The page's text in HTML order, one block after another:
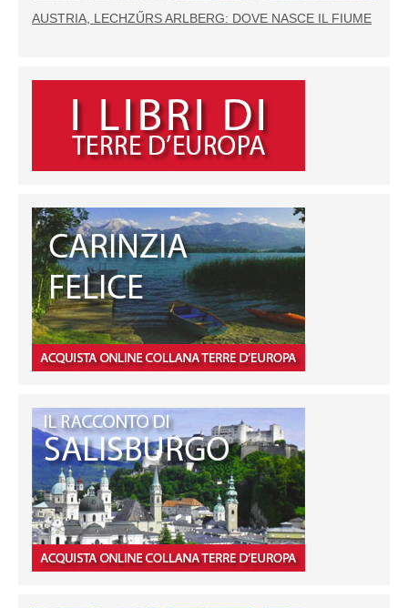
AUSTRIA, LECHZŰRS ARLBERG: DOVE NASCE IL FIUME